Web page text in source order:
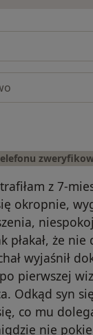
z 7-
okropnie,
płakał, że nie
wyjaśnił
pierwszej
Odkąd syn
co mu
nie